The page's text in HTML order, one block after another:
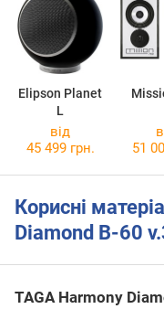
Elipson Planet
L
від
45 499 грн.
51
Корисні
Diamond B-60
TAGA Harmony